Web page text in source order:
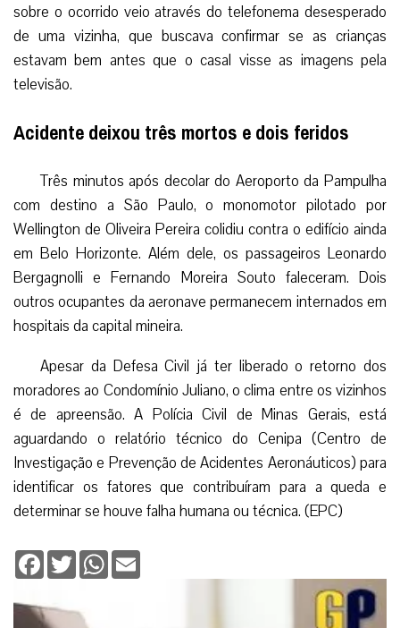
sobre o ocorrido veio através do telefonema desesperado
de uma vizinha, que buscava confirmar se as crianças
estavam bem antes que o casal visse as imagens pela
televisão.
Acidente deixou três mortos e dois feridos
Três minutos após decolar do Aeroporto da Pampulha
com destino a São Paulo, o monomotor pilotado por
Wellington de Oliveira Pereira colidiu contra o edifício ainda
em Belo Horizonte. Além dele, os passageiros Leonardo
Bergagnolli e Fernando Moreira Souto faleceram. Dois
outros ocupantes da aeronave permanecem internados em
hospitais da capital mineira.
Apesar da Defesa Civil já ter liberado o retorno dos
moradores ao Condomínio Juliano, o clima entre os vizinhos
é de apreensão. A Polícia Civil de Minas Gerais, está
aguardando o relatório técnico do Cenipa (Centro de
Investigação e Prevenção de Acidentes Aeronáuticos) para
identificar os fatores que contribuíram para a queda e
determinar se houve falha humana ou técnica. (EPC)
Facebook
TwitterWhatsApp